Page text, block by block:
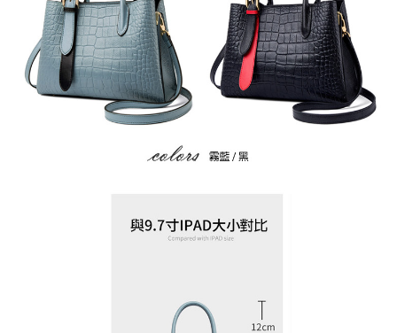
請求用戶進行身份認證。
５．嚴禁一人註冊多個帳號或使用他人資訊註冊。若發現惡意使用之情形，
恩沛科技股份有限公司將有權停止該用戶之使用額度並採取法律行動。